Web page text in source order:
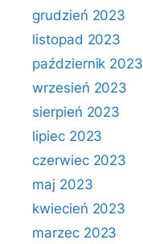
grudzień 2023
listopad 2023
październik 2023
wrzesień 2023
sierpień 2023
lipiec 2023
czerwiec 2023
maj 2023
kwiecień 2023
marzec 2023